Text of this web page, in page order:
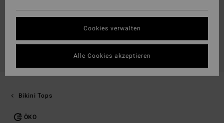
Bikini Tops
ÖKO
Cookies verwalten
Alle Cookies akzeptieren